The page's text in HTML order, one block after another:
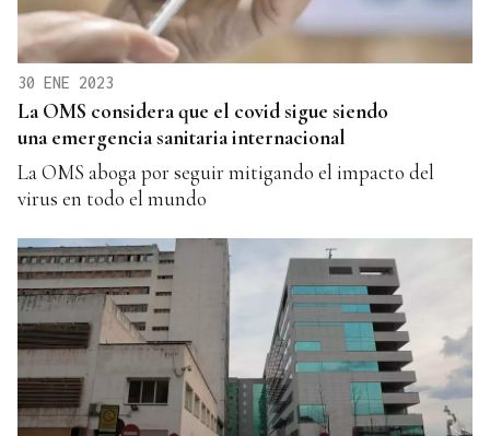
30 ENE 2023
La OMS considera que el covid sigue siendo
una emergencia sanitaria internacional
La OMS aboga por seguir mitigando el impacto del
virus en todo el mundo